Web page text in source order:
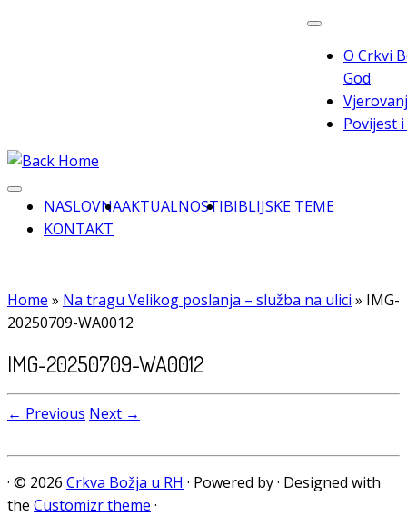
O Crkvi
God
Povijest
NASLOVNAAKTUALNOSTIBIBLIJSKE TEME
KONTAKT
Home » Na tragu Velikog poslanja – služba na ulici » IMG-
20250709-WA0012
IMG-20250709-WA0012
← Previous Next →
· © 2026 Crkva Božja u RH · Powered by· Designed with
the Customizr theme ·